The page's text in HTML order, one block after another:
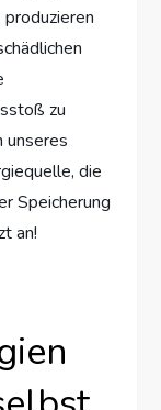
zu
unseres
die
Speicherung
an!